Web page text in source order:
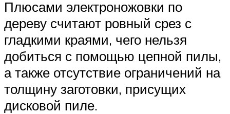
Плюсами электроножовки по
дереву считают ровный срез с
гладкими краями, чего нельзя
добиться с помощью цепной пилы,
а также отсутствие ограничений на
толщину заготовки, присущих
дисковой пиле.